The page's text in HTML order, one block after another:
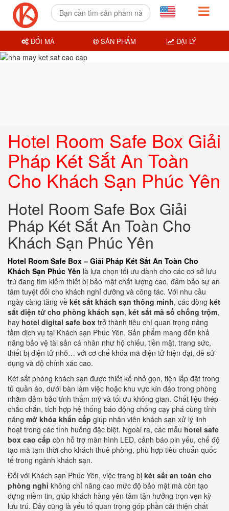
Hotel Room Safe Box Giải
Pháp Két Sắt An Toàn
Cho Khách Sạn Phúc Yên
Hotel Room Safe Box Giải
Pháp Két Sắt An Toàn Cho
Khách Sạn Phúc Yên
Hotel Room Safe Box – Giải Pháp Két Sắt An Toàn Cho
Khách Sạn Phúc Yên là lựa chọn tối ưu dành cho các cơ sở lưu
trú đang tìm kiếm thiết bị bảo mật chất lượng cao, đảm bảo sự an
tâm tuyệt đối cho khách nghỉ dưỡng và công tác. Với nhu cầu
ngày càng tăng về két sắt khách sạn thông minh, các dòng két
sắt điện tử cho phòng khách sạn, két sắt mã số chống trộm,
hay hotel digital safe box trở thành tiêu chí quan trọng nâng
tầm dịch vụ tại Khách sạn Phúc Yên. Sản phẩm mang đến khả
năng bảo vệ tài sản cá nhân như hộ chiếu, tiền mặt, trang sức,
thiết bị điện tử nhỏ… với cơ chế khóa mã điện tử hiện đại, dễ sử
dụng và độ chính xác cao.
Két sắt phòng khách sạn được thiết kế nhỏ gọn, tiện lắp đặt trong
tủ quần áo, dưới bàn làm việc hoặc khu vực kín đáo trong phòng
nhằm đảm bảo tính thẩm mỹ và tối ưu không gian. Chất liệu thép
chắc chắn, tích hợp hệ thống báo động chống cạy phá cùng tính
năng mở khóa khẩn cấp giúp nhân viên khách sạn xử lý linh
hoạt trong các tình huống đặc biệt. Ngoài ra, các mẫu hotel safe
box cao cấp còn hỗ trợ màn hình LED, cảnh báo pin yếu, chế độ
tạo mã tạm thời cho khách thuê phòng, phù hợp tiêu chuẩn quốc
tế trong ngành khách sạn.
Đối với Khách sạn Phúc Yên, việc trang bị két sắt an toàn cho
phòng nghỉ không chỉ nâng cao mức độ bảo mật mà còn tạo
dựng niềm tin, giúp khách hàng yên tâm tận hưởng trọn vẹn kỳ
lưu trú. Đây cũng là yếu tố quan trọng góp phần cải thiện chất
ĐỔI MÃ SẢN PHẨM ĐẠI LÝ